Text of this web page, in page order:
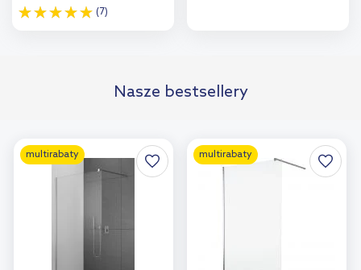
(7)
Nasze bestsellery
multirabaty multirabaty